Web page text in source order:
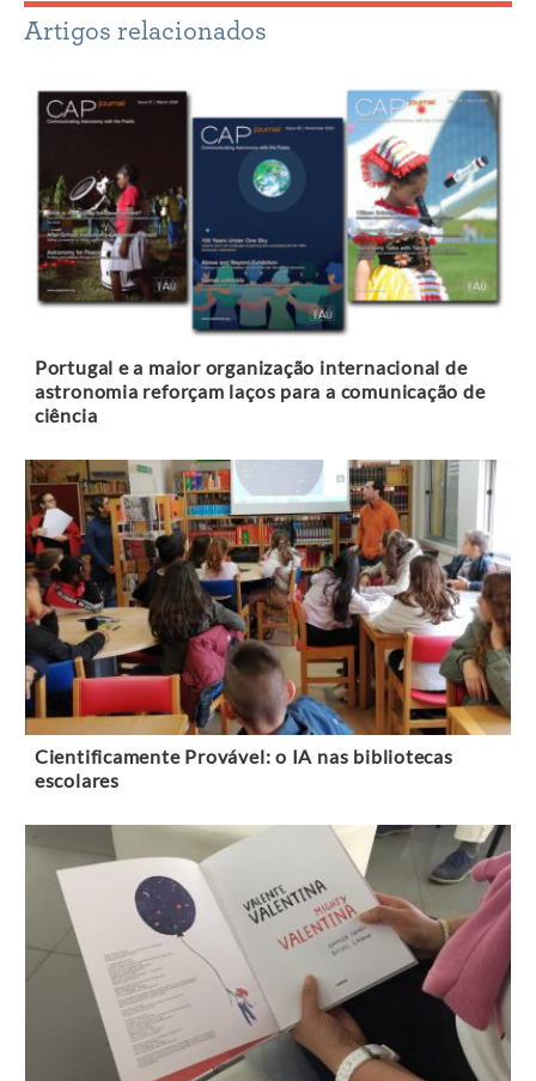
Artigos relacionados
Portugal e a maior organização internacional de
astronomia reforçam laços para a comunicação de
ciência
Cientificamente Provável: o IA nas bibliotecas
escolares